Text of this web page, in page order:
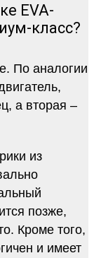
EVA-
класс?
По аналогии
а вторая –
из
позже,
Кроме того,
и имеет